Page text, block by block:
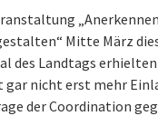
Mitte März
des Landtags erhielten
gar nicht erst mehr
der Coordination